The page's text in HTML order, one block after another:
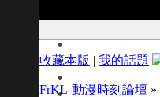
收藏本版 | 我的話題
FrKL-動漫時刻論壇 »